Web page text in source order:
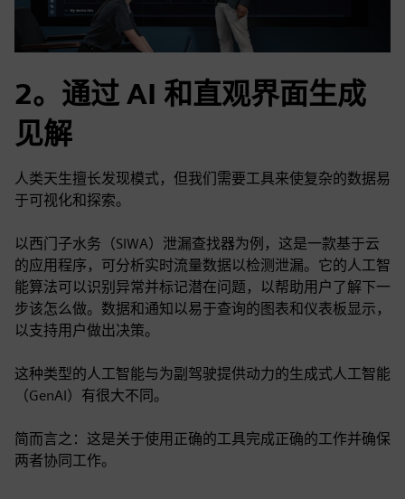
2。通过 AI 和直观界面生成
见解
人类天生擅长发现模式，但我们需要工具来使复杂的数据易
于可视化和探索。
以西门子水务（SIWA）泄漏查找器为例，这是一款基于云
的应用程序，可分析实时流量数据以检测泄漏。它的人工智
能算法可以识别异常并标记潜在问题，以帮助用户了解下一
步该怎么做。数据和通知以易于查询的图表和仪表板显示，
以支持用户做出决策。
这种类型的人工智能与为副驾驶提供动力的生成式人工智能
（GenAI）有很大不同。
简而言之：这是关于使用正确的工具完成正确的工作并确保
两者协同工作。